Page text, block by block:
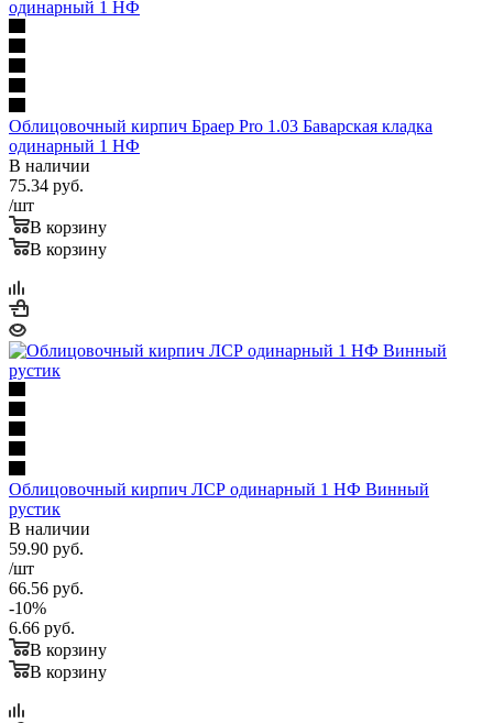
Облицовочный кирпич Браер Pro 1.03 Баварская кладка
одинарный 1 НФ
В наличии
75.34 руб.
/шт
В корзину
В корзину
Облицовочный кирпич ЛСР одинарный 1 НФ Винный
рустик
В наличии
59.90 руб.
/шт
66.56 руб.
-10%
6.66 руб.
В корзину
В корзину